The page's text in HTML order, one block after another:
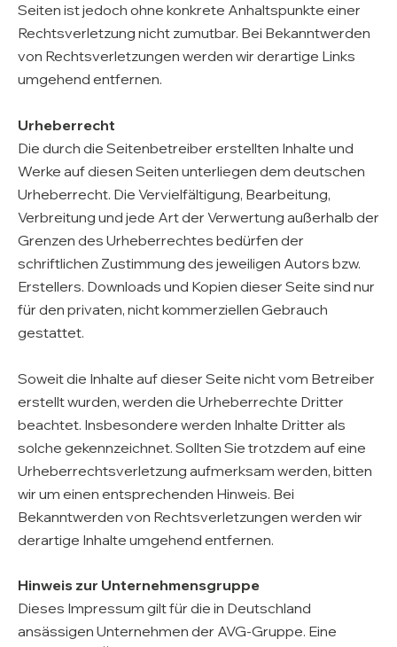
Seiten ist jedoch ohne konkrete Anhaltspunkte einer
Rechtsverletzung nicht zumutbar. Bei Bekanntwerden
von Rechtsverletzungen werden wir derartige Links
umgehend entfernen.
Urheberrecht
Die durch die Seitenbetreiber erstellten Inhalte und
Werke auf diesen Seiten unterliegen dem deutschen
Urheberrecht. Die Vervielfältigung, Bearbeitung,
Verbreitung und jede Art der Verwertung außerhalb der
Grenzen des Urheberrechtes bedürfen der
schriftlichen Zustimmung des jeweiligen Autors bzw.
Erstellers. Downloads und Kopien dieser Seite sind nur
für den privaten, nicht kommerziellen Gebrauch
gestattet.
Soweit die Inhalte auf dieser Seite nicht vom Betreiber
erstellt wurden, werden die Urheberrechte Dritter
beachtet. Insbesondere werden Inhalte Dritter als
solche gekennzeichnet. Sollten Sie trotzdem auf eine
Urheberrechtsverletzung aufmerksam werden, bitten
wir um einen entsprechenden Hinweis. Bei
Bekanntwerden von Rechtsverletzungen werden wir
derartige Inhalte umgehend entfernen.
Hinweis zur Unternehmensgruppe
Dieses Impressum gilt für die in Deutschland
ansässigen Unternehmen der AVG-Gruppe. Eine